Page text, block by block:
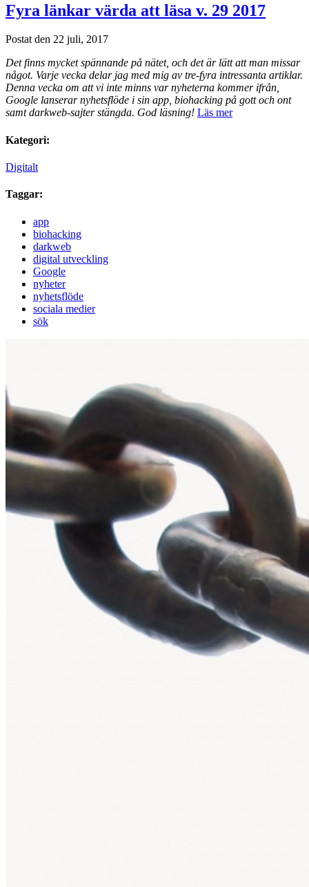
Fyra länkar värda att läsa v. 29 2017
Postat den 22 juli, 2017
Det finns mycket spännande på nätet, och det är lätt att man missar
något. Varje vecka delar jag med mig av tre-fyra intressanta artiklar.
Denna vecka om att vi inte minns var nyheterna kommer ifrån,
Google lanserar nyhetsflöde i sin app, biohacking på gott och ont
samt darkweb-sajter stängda. God läsning! Läs mer
Kategori:
Digitalt
Taggar:
app
biohacking
darkweb
digital utveckling
Google
nyheter
nyhetsflöde
sociala medier
sök